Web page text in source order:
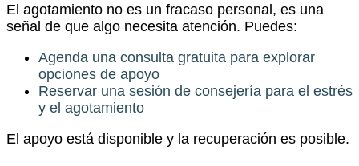
El agotamiento no es un fracaso personal, es una
señal de que algo necesita atención. Puedes:
Agenda una consulta gratuita para explorar
opciones de apoyo
Reservar una sesión de consejería para el estrés
y el agotamiento
El apoyo está disponible y la recuperación es posible.